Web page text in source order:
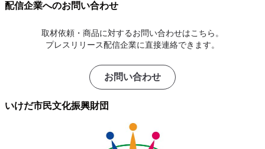
配信企業へのお問い合わせ
取材依頼・商品に対するお問い合わせはこちら。
プレスリリース配信企業に直接連絡できます。
お問い合わせ
いけだ市民文化振興財団